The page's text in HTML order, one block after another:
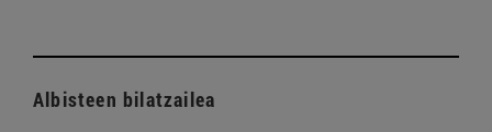
Albisteen bilatzailea